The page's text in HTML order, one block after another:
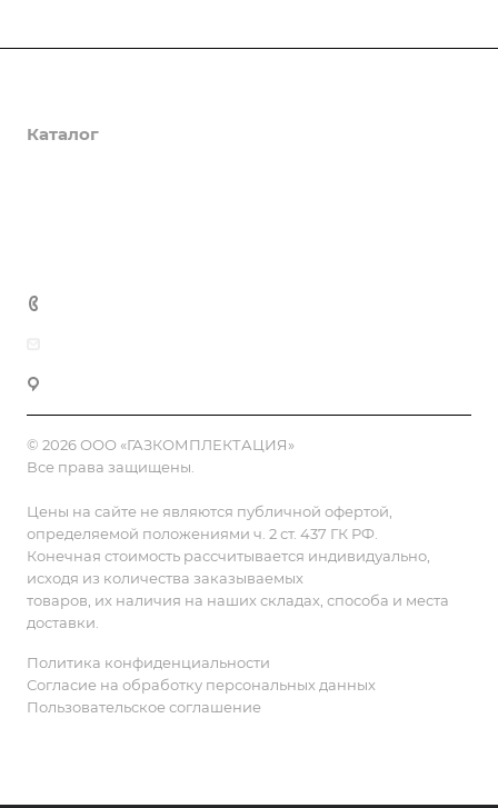
Каталог
© 2026 ООО «ГАЗКОМПЛЕКТАЦИЯ»
Все права защищены.
Цены на сайте не являются публичной офертой,
определяемой положениями ч. 2 ст. 437 ГК РФ.
Конечная стоимость рассчитывается индивидуально,
исходя из количества заказываемых
товаров, их наличия на наших складах, способа и места
доставки.
Политика конфиденциальности
Согласие на обработку персональных данных
Пользовательское соглашение